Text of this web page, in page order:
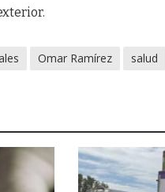
Omar Ramírez salud